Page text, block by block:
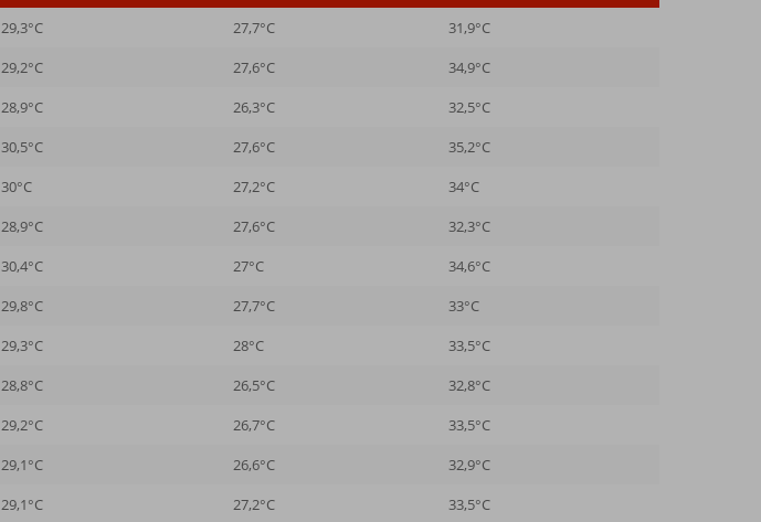
29,3°C 27,7°C
31,9°C
29,2°C 27,6°C
34,9°C
28,9°C 26,3°C
32,5°C
30,5°C 27,6°C
35,2°C
30°C 27,2°C
34°C
28,9°C 27,6°C
32,3°C
30,4°C 27°C
34,6°C
29,8°C 27,7°C
33°C
29,3°C 28°C
33,5°C
28,8°C 26,5°C
32,8°C
29,2°C 26,7°C
33,5°C
29,1°C 26,6°C
32,9°C
29,1°C 27,2°C
33,5°C